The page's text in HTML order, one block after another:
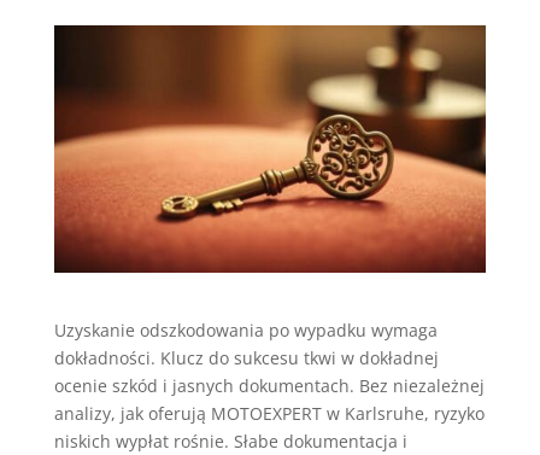
Uzyskanie odszkodowania po wypadku wymaga
dokładności. Klucz do sukcesu tkwi w dokładnej
ocenie szkód i jasnych dokumentach. Bez niezależnej
analizy, jak oferują MOTOEXPERT w Karlsruhe, ryzyko
niskich wypłat rośnie. Słabe dokumentacja i